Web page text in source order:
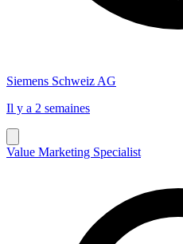
Siemens Schweiz AG
Il y a 2 semaines
Value Marketing Specialist